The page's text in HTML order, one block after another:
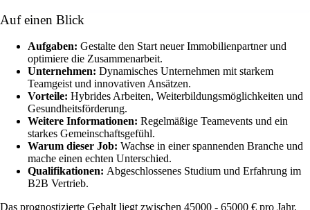
Auf einen Blick
Aufgaben: Gestalte den Start neuer Immobilienpartner und
optimiere die Zusammenarbeit.
Unternehmen: Dynamisches Unternehmen mit starkem
Teamgeist und innovativen Ansätzen.
Vorteile: Hybrides Arbeiten, Weiterbildungsmöglichkeiten und
Gesundheitsförderung.
Weitere Informationen: Regelmäßige Teamevents und ein
starkes Gemeinschaftsgefühl.
Warum dieser Job: Wachse in einer spannenden Branche und
mache einen echten Unterschied.
Qualifikationen: Abgeschlossenes Studium und Erfahrung im
B2B Vertrieb.
Das prognostizierte Gehalt liegt zwischen 45000 - 65000 € pro Jahr.